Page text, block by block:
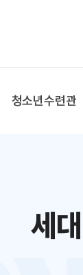
청소년수련관
세